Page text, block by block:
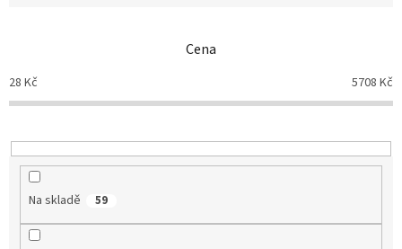
p
r
o
u
Cena
28 Kč 5708 Kč
Na skladě 59